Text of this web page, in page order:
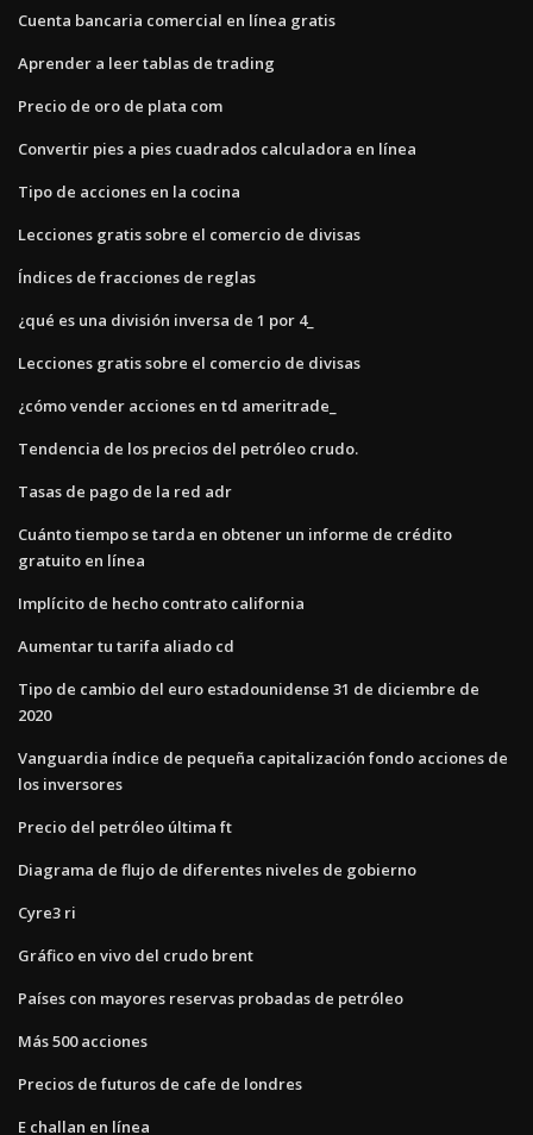
Cuenta bancaria comercial en línea gratis
Aprender a leer tablas de trading
Precio de oro de plata com
Convertir pies a pies cuadrados calculadora en línea
Tipo de acciones en la cocina
Lecciones gratis sobre el comercio de divisas
Índices de fracciones de reglas
¿qué es una división inversa de 1 por 4_
Lecciones gratis sobre el comercio de divisas
¿cómo vender acciones en td ameritrade_
Tendencia de los precios del petróleo crudo.
Tasas de pago de la red adr
Cuánto tiempo se tarda en obtener un informe de crédito
gratuito en línea
Implícito de hecho contrato california
Aumentar tu tarifa aliado cd
Tipo de cambio del euro estadounidense 31 de diciembre de
2020
Vanguardia índice de pequeña capitalización fondo acciones de
los inversores
Precio del petróleo última ft
Diagrama de flujo de diferentes niveles de gobierno
Cyre3 ri
Gráfico en vivo del crudo brent
Países con mayores reservas probadas de petróleo
Más 500 acciones
Precios de futuros de cafe de londres
E challan en línea